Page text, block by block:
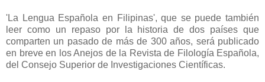
'La Lengua Española en Filipinas', que se puede también
leer como un repaso por la historia de dos países que
comparten un pasado de más de 300 años, será publicado
en breve en los Anejos de la Revista de Filología Española,
del Consejo Superior de Investigaciones Científicas.